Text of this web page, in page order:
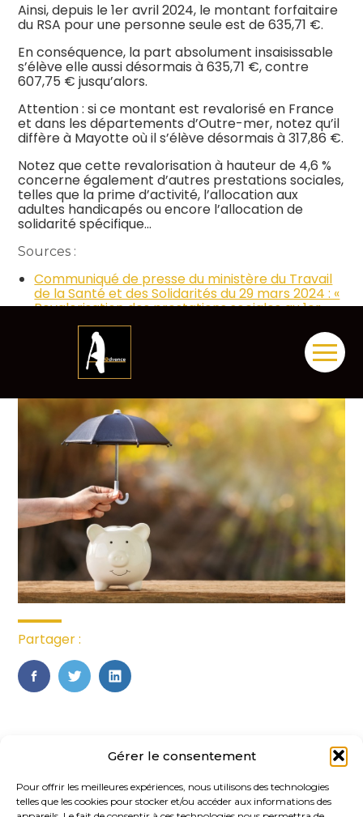
Gérer le consentement
Pour offrir les meilleures expériences, nous utilisons des technologies
telles que les cookies pour stocker et/ou accéder aux informations des
Ainsi, depuis le 1er avril 2024, le montant forfaitaire
du RSA pour une personne seule est de 635,71 €.
En conséquence, la part absolument insaisissable
s’élève elle aussi désormais à 635,71 €, contre
607,75 € jusqu’alors.
Attention : si ce montant est revalorisé en France
et dans les départements d’Outre-mer, notez qu’il
diffère à Mayotte où il s’élève désormais à 317,86 €.
Notez que cette revalorisation à hauteur de 4,6 %
concerne également d’autres prestations sociales,
telles que la prime d’activité, l’allocation aux
adultes handicapés ou encore l’allocation de
solidarité spécifique…
Sources :
Communiqué de presse du ministère du Travail
de la Santé et des Solidarités du 29 mars 2024 : «
Revalorisation des prestations sociales au 1er
avril 2024 »
Revalorisation du RSA : quelle conséquence en cas
de saisie sur salaire ?
Partager :
FaceBook
TwitterLinkedIn